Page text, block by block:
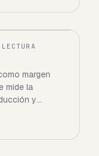
margen
mide la
y